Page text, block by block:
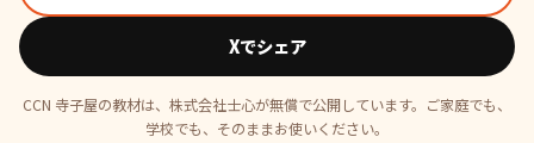
Xでシェア
CCN 寺子屋の教材は、株式会社士心が無償で公開しています。ご家庭でも、
学校でも、そのままお使いください。